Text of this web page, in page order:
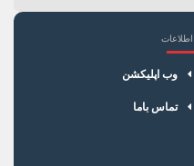
اطلاعات
وب اپلیکشن
تماس باما